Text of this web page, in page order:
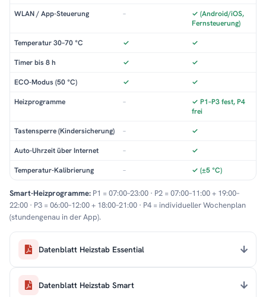
WLAN / App-Steuerung –
✓ (Android/iOS,
Fernsteuerung)
Temperatur 30–70 °C ✓ ✓
Timer bis 8 h ✓ ✓
ECO-Modus (50 °C) ✓ ✓
Heizprogramme –
✓ P1–P3 fest, P4
frei
Tastensperre (Kindersicherung) – ✓
Auto-Uhrzeit über Internet – ✓
Temperatur-Kalibrierung – ✓ (±5 °C)
Smart-Heizprogramme: P1 = 07:00–23:00 · P2 = 07:00–11:00 + 19:00–
22:00 · P3 = 06:00–12:00 + 18:00–21:00 · P4 = individueller Wochenplan
(stundengenau in der App).
Datenblatt Heizstab Essential
Datenblatt Heizstab Smart